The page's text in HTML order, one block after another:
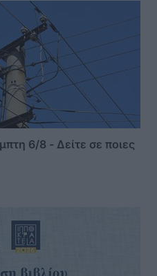
6/8 - Δείτε σε ποιες